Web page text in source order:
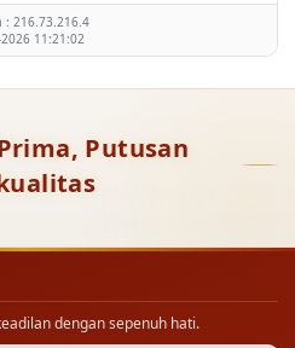
11:21:02
dengan sepenuh hati.